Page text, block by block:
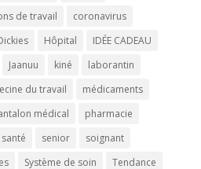
de travail
coronavirus
Hôpital
IDÉE CADEAU
Jaanuu kiné
laborantin
du travail
médicaments
médical
pharmacie
santé senior
soignant
Système de soin
Tendance